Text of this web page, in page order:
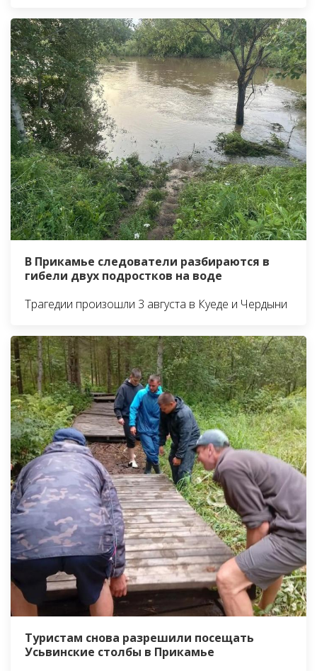
В Прикамье следователи разбираются в
гибели двух подростков на воде
Трагедии произошли 3 августа в Куеде и Чердыни
Туристам снова разрешили посещать
Усьвинские столбы в Прикамье